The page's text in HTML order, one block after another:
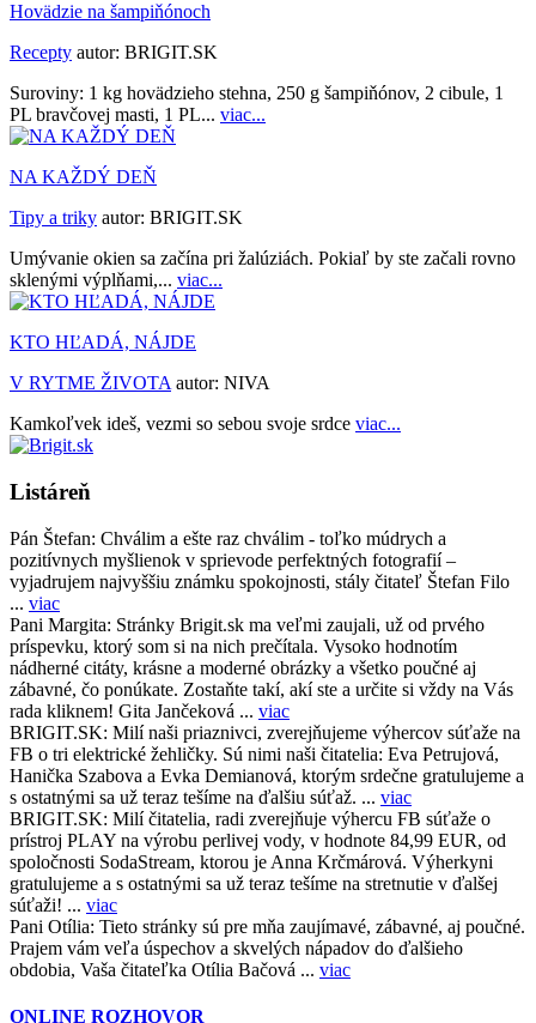
Hovädzie na šampiňónoch
Recepty autor: BRIGIT.SK
Suroviny: 1 kg hovädzieho stehna, 250 g šampiňónov, 2 cibule, 1
PL bravčovej masti, 1 PL... viac...
NA KAŽDÝ DEŇ
Tipy a triky autor: BRIGIT.SK
Umývanie okien sa začína pri žalúziách. Pokiaľ by ste začali rovno
sklenými výplňami,... viac...
KTO HĽADÁ, NÁJDE
V RYTME ŽIVOTA autor: NIVA
Kamkoľvek ideš, vezmi so sebou svoje srdce viac...
Listáreň
Pán Štefan: Chválim a ešte raz chválim - toľko múdrych a
pozitívnych myšlienok v sprievode perfektných fotografií –
vyjadrujem najvyššiu známku spokojnosti, stály čitateľ Štefan Filo
... viac
Pani Margita: Stránky Brigit.sk ma veľmi zaujali, už od prvého
príspevku, ktorý som si na nich prečítala. Vysoko hodnotím
nádherné citáty, krásne a moderné obrázky a všetko poučné aj
zábavné, čo ponúkate. Zostaňte takí, akí ste a určite si vždy na Vás
rada kliknem! Gita Jančeková ... viac
BRIGIT.SK: Milí naši priaznivci, zverejňujeme výhercov súťaže na
FB o tri elektrické žehličky. Sú nimi naši čitatelia: Eva Petrujová,
Hanička Szabova a Evka Demianová, ktorým srdečne gratulujeme a
s ostatnými sa už teraz tešíme na ďalšiu súťaž. ... viac
BRIGIT.SK: Milí čitatelia, radi zverejňuje výhercu FB súťaže o
prístroj PLAY na výrobu perlivej vody, v hodnote 84,99 EUR, od
spoločnosti SodaStream, ktorou je Anna Krčmárová. Výherkyni
gratulujeme a s ostatnými sa už teraz tešíme na stretnutie v ďalšej
súťaži! ... viac
Pani Otília: Tieto stránky sú pre mňa zaujímavé, zábavné, aj poučné.
Prajem vám veľa úspechov a skvelých nápadov do ďalšieho
obdobia, Vaša čitateľka Otília Bačová ... viac
ONLINE ROZHOVOR